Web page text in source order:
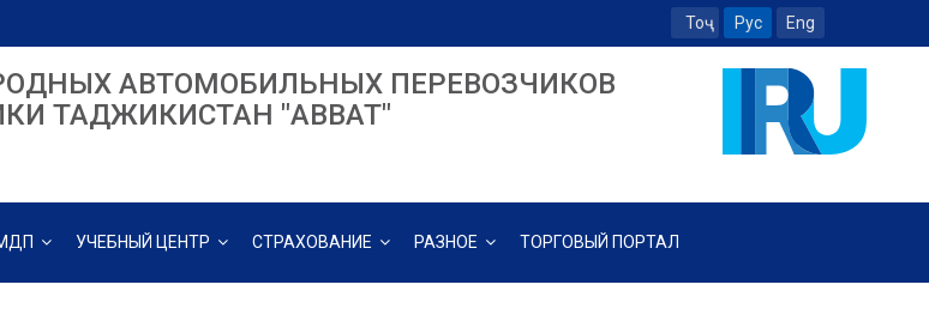
Тоҷ Рус Eng
АВТОМОБИЛЬНЫХ ПЕРЕВОЗЧИКОВ
ТАДЖИКИСТАН "ABBAT"
УЧЕБНЫЙ ЦЕНТР СТРАХОВАНИЕ РАЗНОЕ ТОРГОВЫЙ ПОРТАЛ